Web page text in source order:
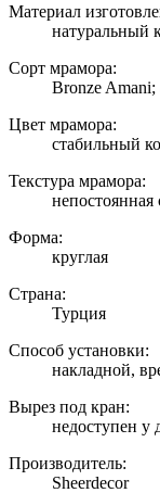
Материал
натуральный
Сорт мрамора:
Bronze
Цвет мрамора:
стабильный
Текстура мрамора:
Форма:
круглая
Страна:
Турция
Способ установки:
накладной,
Вырез под кран:
недоступен у
Производитель:
Sheerdecor